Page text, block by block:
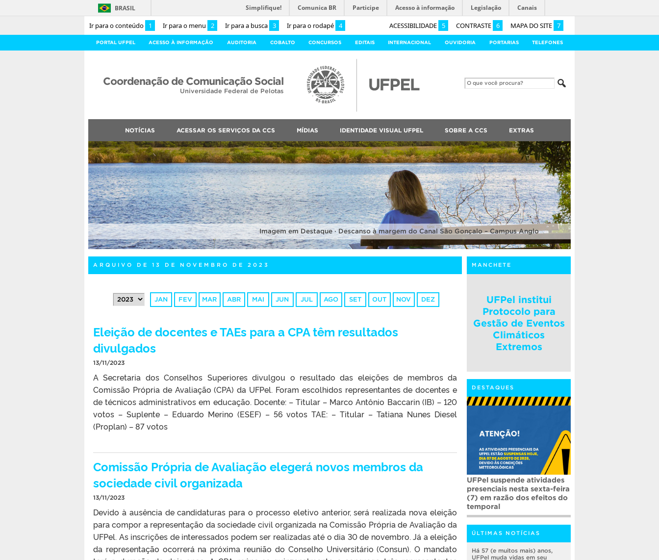
Ir para o conteúdo 1 Ir para o menu 2 Ir para a busca 3 Ir para o rodapé 4 ACESSIBILIDADE 5 CONTRASTE 6 MAPA DO SITE 7
BRASIL Simplifique! Comunica BR Participe Acesso à informação Legislação Canais
PORTAL UFPEL ACESSO À INFORMAÇÃO AUDITORIA COBALTO CONCURSOS EDITAIS INTERNACIONAL OUVIDORIA PORTARIAS TELEFONES
Coordenação de Comunicação Social
Universidade Federal de Pelotas
NOTÍCIAS ACESSAR OS SERVIÇOS DA CCS MÍDIAS IDENTIDADE VISUAL UFPEL SOBRE A CCS EXTRAS
Imagem em Destaque · Descanso à margem do Canal São Gonçalo – Campus Anglo
ARQUIVO DE 13 DE NOVEMBRO DE 2023
JAN FEV MAR ABR MAI JUN JUL AGO SET OUT NOV DEZ
Eleição de docentes e TAEs para a CPA têm resultados
divulgados
13/11/2023
A Secretaria dos Conselhos Superiores divulgou o resultado das eleições de membros da
Comissão Própria de Avaliação (CPA) da UFPel. Foram escolhidos representantes de docentes e
de técnicos administrativos em educação. Docente: – Titular – Marco Antônio Baccarin (IB) – 120
votos – Suplente – Eduardo Merino (ESEF) – 56 votos TAE: – Titular – Tatiana Nunes Diesel
(Proplan) – 87 votos
Comissão Própria de Avaliação elegerá novos membros da
sociedade civil organizada
13/11/2023
Devido à ausência de candidaturas para o processo eletivo anterior, será realizada nova eleição
para compor a representação da sociedade civil organizada na Comissão Própria de Avaliação da
UFPel. As inscrições de interessados podem ser realizadas até o dia 30 de novembro. Já a eleição
da representação ocorrerá na próxima reunião do Conselho Universitário (Consun). O mandato
MANCHETE
UFPel institui
Protocolo para
Gestão de Eventos
Climáticos
Extremos
DESTAQUES
UFPel suspende atividades
presenciais nesta sexta-feira
(7) em razão dos efeitos do
temporal
ÚLTIMAS NOTÍCIAS
Há 57 (e muitos mais) anos,
UFPel muda vidas em seu